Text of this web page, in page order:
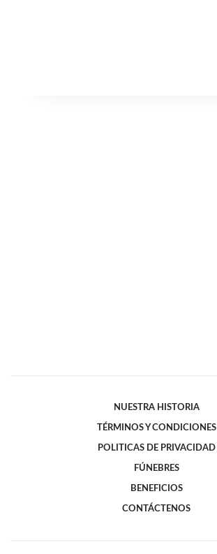
NUESTRA HISTORIA
TÉRMINOS Y CONDICIONES
POLITICAS DE PRIVACIDAD
FÚNEBRES
BENEFICIOS
CONTÁCTENOS